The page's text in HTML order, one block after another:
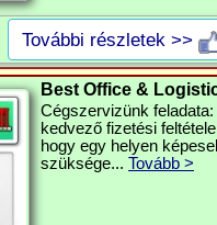
További részletek >>
Best Office &
Cégszervizünk
kedvező fizetési
hogy egy helyen
szüksége... Tovább >